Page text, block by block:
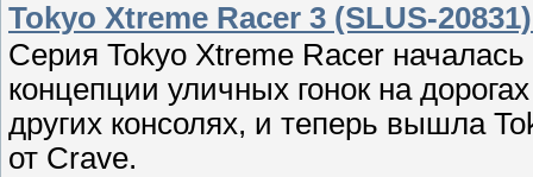
Tokyo Xtreme Racer 3 (SLUS-
Серия Tokyo Xtreme Racer
концепции уличных гонок на
других консолях, и теперь вышла
от Crave.